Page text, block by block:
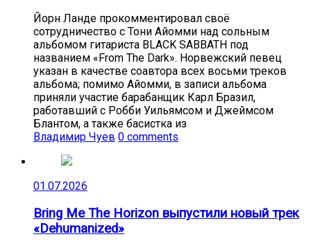
Йорн Ланде прокомментировал своё
сотрудничество с Тони Айомми над сольным
альбомом гитариста BLACK SABBATH под
названием «From The Dark». Норвежский певец
указан в качестве соавтора всех восьми треков
альбома; помимо Айомми, в записи альбома
приняли участие барабанщик Карл Бразил,
работавший с Робби Уильямсом и Джеймсом
Блантом, а также басистка из
Владимир Чуев 0 comments
01.07.2026
Bring Me The Horizon выпустили новый трек
«Dehumanized»